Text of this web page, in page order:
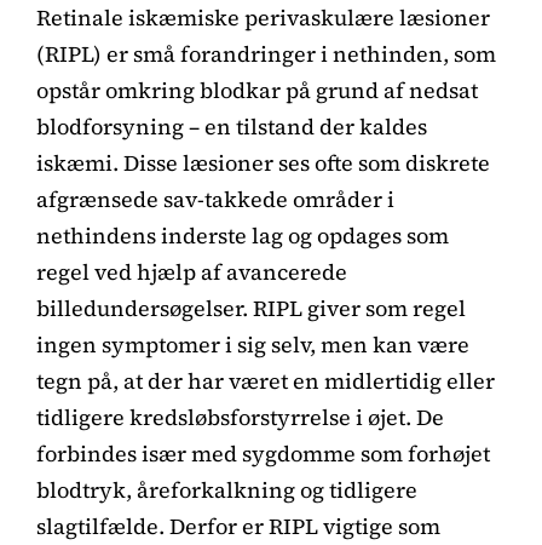
Retinale iskæmiske perivaskulære læsioner
(RIPL) er små forandringer i nethinden, som
opstår omkring blodkar på grund af nedsat
blodforsyning – en tilstand der kaldes
iskæmi. Disse læsioner ses ofte som diskrete
afgrænsede sav-takkede områder i
nethindens inderste lag og opdages som
regel ved hjælp af avancerede
billedundersøgelser. RIPL giver som regel
ingen symptomer i sig selv, men kan være
tegn på, at der har været en midlertidig eller
tidligere kredsløbsforstyrrelse i øjet. De
forbindes især med sygdomme som forhøjet
blodtryk, åreforkalkning og tidligere
slagtilfælde. Derfor er RIPL vigtige som